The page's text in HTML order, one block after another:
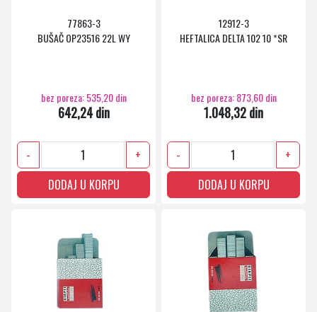
77863-3
BUŠAČ OP23516 22L WY
bez poreza: 535,20 din
642,24 din
-
+
DODAJ U KORPU
12912-3
HEFTALICA DELTA 102 10 *SR
bez poreza: 873,60 din
1.048,32 din
-
+
DODAJ U KORPU